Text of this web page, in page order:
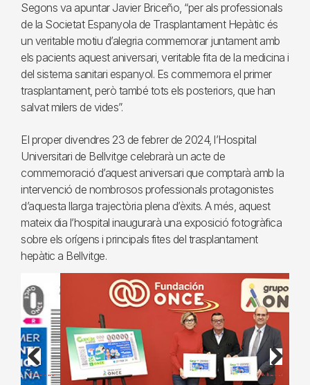
Segons va apuntar Javier Briceño, “per als professionals
de la Societat Espanyola de Trasplantament Hepàtic és
un veritable motiu d’alegria commemorar juntament amb
els pacients aquest aniversari, veritable fita de la medicina i
del sistema sanitari espanyol. Es commemora el primer
trasplantament, però també tots els posteriors, que han
salvat milers de vides”.
El proper divendres 23 de febrer de 2024, l’Hospital
Universitari de Bellvitge celebrarà un acte de
commemoració d’aquest aniversari que comptarà amb la
intervenció de nombrosos professionals protagonistes
d’aquesta llarga trajectòria plena d’èxits. A més, aquest
mateix dia l’hospital inaugurarà una exposició fotogràfica
sobre els orígens i principals fites del trasplantament
hepàtic a Bellvitge.
Previous Next